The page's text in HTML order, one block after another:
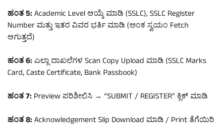
ಹಂತ 5:Academic Level ಆಯ್ಕೆ ಮಾಡಿ (SSLC), SSLC Register
Number ಮತ್ತು ಇತರ ವಿವರ ಭರ್ತಿ ಮಾಡಿ (ಅಂಕ ಸ್ವಯಂ Fetch
ಆಗುತ್ತದೆ)
ಹಂತ 6:ಎಲ್ಲಾ ದಾಖಲೆಗಳ Scan Copy Upload ಮಾಡಿ (SSLC Marks
Card, Caste Certificate, Bank Passbook)
ಹಂತ 7:Preview ಪರಿಶೀಲಿಸಿ → “SUBMIT / REGISTER” ಕ್ಲಿಕ್ ಮಾಡಿ
ಹಂತ 8:Acknowledgement Slip Download ಮಾಡಿ / Print ತೆಗೆಯಿರಿ